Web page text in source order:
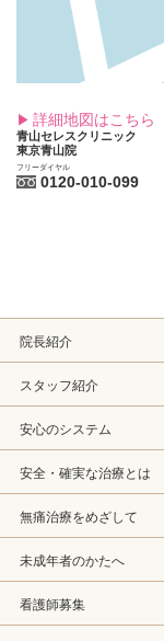
詳細地図はこちら
青山セレスクリニック
東京青山院
フリーダイヤル
0120-010-099
院長紹介
スタッフ紹介
安心のシステム
安全・確実な治療とは
無痛治療をめざして
未成年者のかたへ
看護師募集